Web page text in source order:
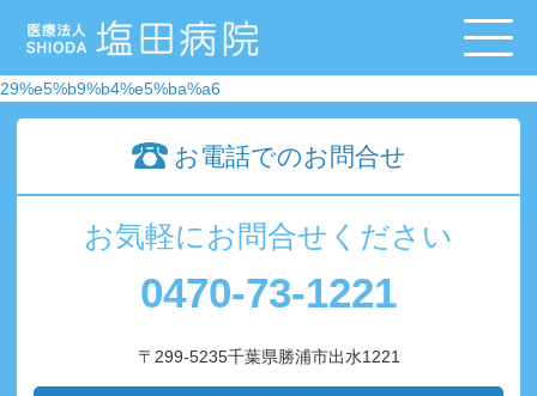
29%e5%b9%b4%e5%ba%a6
お電話でのお問合せ
お気軽にお問合せください
0470-73-1221
〒299-5235千葉県勝浦市出水1221